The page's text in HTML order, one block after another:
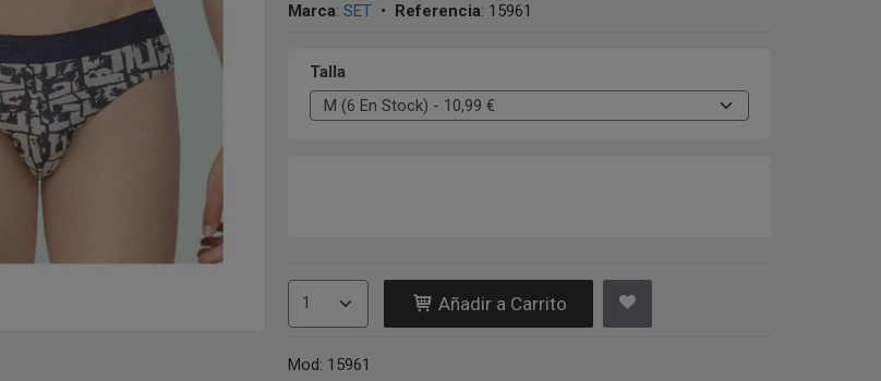
Marca: SET• Referencia: 15961
Talla
Añadir a Carrito
Mod: 15961